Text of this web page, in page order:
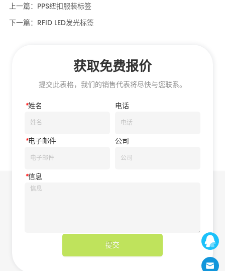
上一篇： PPS纽扣服装标签
下一篇： RFID LED发光标签
获取免费报价
提交此表格，我们的销售代表将尽快与您联系。
*姓名 电话
*电子邮件 公司
*信息
提交